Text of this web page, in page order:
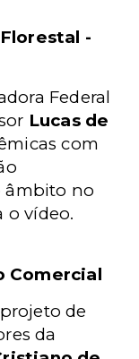
-
Federal
Lucas de
com
âmbito no
o vídeo.
Comercial
de
da